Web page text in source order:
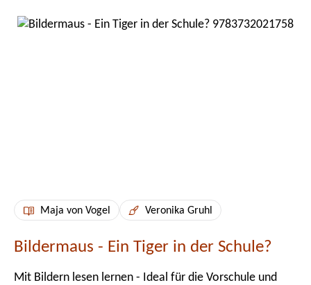
Bildergalerie überspringen
Maja von Vogel Veronika Gruhl
Bildermaus - Ein Tiger in der Schule?
Mit Bildern lesen lernen - Ideal für die Vorschule und